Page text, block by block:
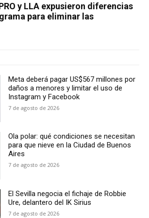
y LLA expusieron diferencias
para eliminar las
Meta deberá pagar US$567 millones por
daños a menores y limitar el uso de
Instagram y Facebook
7 de agosto de 2026
Ola polar: qué condiciones se necesitan
para que nieve en la Ciudad de Buenos
Aires
7 de agosto de 2026
El Sevilla negocia el fichaje de Robbie
Ure, delantero del IK Sirius
7 de agosto de 2026